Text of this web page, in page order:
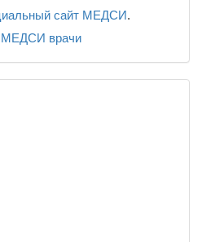
сайт МЕДСИ.
МЕДСИ врачи